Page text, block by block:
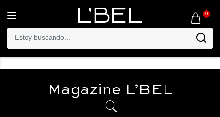
0
Magazine L’BEL